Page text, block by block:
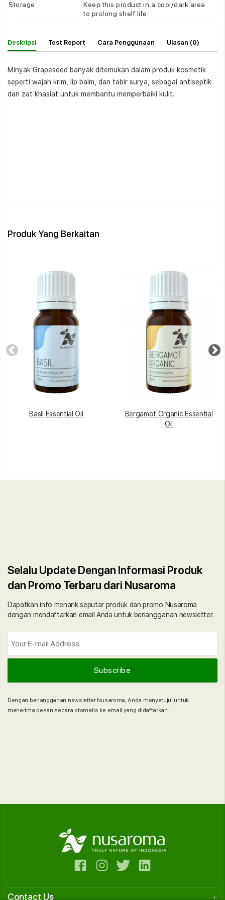
Storage
Keep this product in a cool/dark area
to prolong shelf life.
Deskripsi Test Report Cara Penggunaan Ulasan (0)
Minyak Grapeseed banyak ditemukan dalam produk kosmetik
seperti wajah krim, lip balm, dan tabir surya, sebagai antiseptik
dan zat khasiat untuk membantu memperbaiki kulit.
Produk Yang Berkaitan
Basil Essential Oil
Bergamot Organic Essential
Oil
Selalu Update Dengan Informasi Produk
dan Promo Terbaru dari Nusaroma
Dapatkan info menarik seputar produk dan promo Nusaroma
dengan mendaftarkan email Anda untuk berlangganan newsletter.
Dengan berlangganan newsletter Nusaroma, Anda menyetujui untuk
menerima pesan secara otomatis ke email yang didaftarkan.
Contact Us